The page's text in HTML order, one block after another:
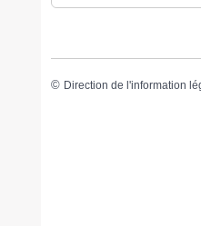
© Direction de l'information